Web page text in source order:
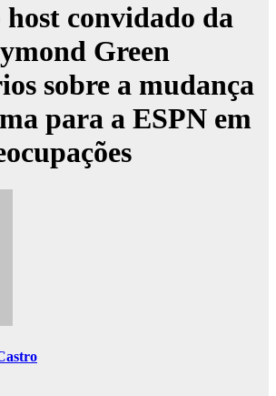
convidado da
Green
sobre a mudança
para a ESPN em